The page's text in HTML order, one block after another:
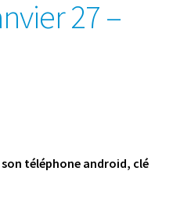
27 –
téléphone android, clé